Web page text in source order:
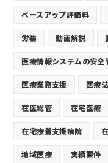
ベースアップ評価料
労務 動画解説
医療情報システムの安
医療業務支援 医療
在医総管 在宅医療
在宅療養支援病院
地域医療 実績要件